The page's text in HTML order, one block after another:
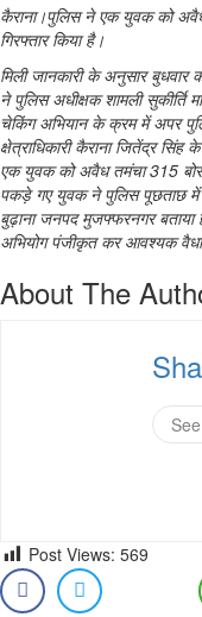
कैराना।पुलिस ने एक युवक को
गिरफ्तार किया है।
मिली जानकारी के अनुसार बुधवार
ने पुलिस अधीक्षक शामली सुकीर्ति
चेकिंग अभियान के क्रम में अपर
क्षेत्राधिकारी कैराना जितेंद्र
एक युवक को अवैध तमंचा 315 बोर
पकड़े गए युवक ने पुलिस पूछताछ में
बुढ़ाना जनपद मुजफ्फरनगर
अभियोग पंजीकृत कर आवश्यक
About The
Post Views: 569